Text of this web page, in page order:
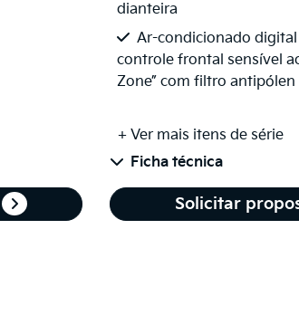
dianteira
Ar-condicionado
controle frontal sensível
Zone” com filtro
+ Ver mais itens de série
Ficha técnica
Solicitar